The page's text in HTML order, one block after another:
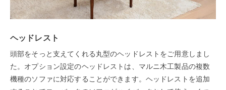
ヘッドレスト
頭部をそっと支えてくれる丸型のヘッドレストをご用意しまし
た。オプション設定のヘッドレストは、マルニ木工製品の複数
機種のソファに対応することができます。ヘッドレストを追加